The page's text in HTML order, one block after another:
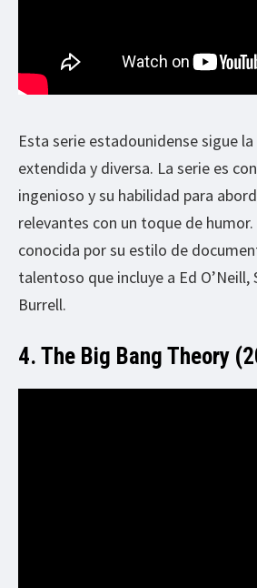
Esta serie estadounidense sigue
extendida y diversa. La serie es
ingenioso y su habilidad para
relevantes con un toque de
conocida por su estilo de
talentoso que incluye a Ed O’Neill,
Burrell.
4. The Big Bang Theory